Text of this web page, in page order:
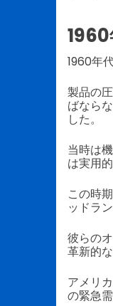
1960年
製品の
ばなら
した。
当時は
は実用
この時
ッドラ
彼らの
革新的
アメリ
の緊急